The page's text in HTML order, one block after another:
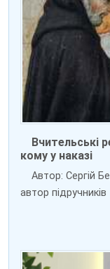
Вчительські
кому у наказі
Автор: Сергій
автор підручників